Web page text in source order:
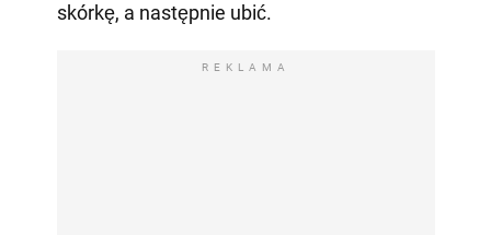
skórkę, a następnie ubić.
REKLAMA